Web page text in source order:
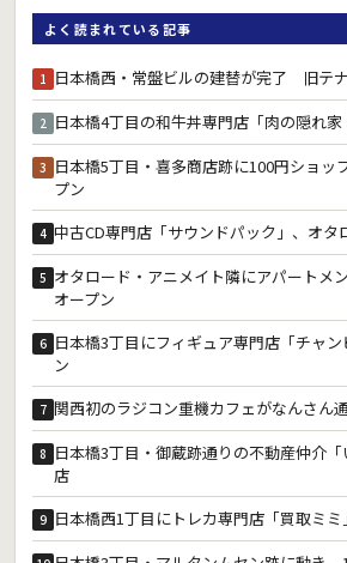
よく読まれている記事
1 日本橋西・常盤ビルの建替が完了 旧テ
2 日本橋4丁目の和牛丼専門店「肉の隠れ
3 日本橋5丁目・喜多商店跡に100円ショッ
プン
4 中古CD専門店「サウンドパック」、オタ
5 オタロード・アニメイト隣にアパートメ
オープン
6 日本橋3丁目にフィギュア専門店「チャ
ン
7 関西初のラジコン重機カフェがなんさん
8 日本橋3丁目・御蔵跡通りの不動産仲介
店
9 日本橋西1丁目にトレカ専門店「買取ミミ